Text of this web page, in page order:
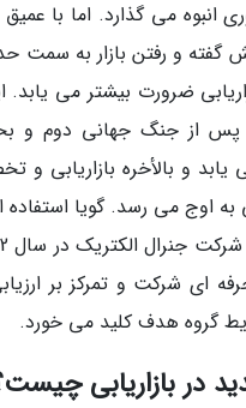
انبوه می گذارد. اما با
گفته و رفتن بازار به سمت
ضرورت بیشتر می یابد.
پس از جنگ جهانی دوم و
و بالأخره بازاریابی
به اوج می رسد. گویا استفاده
ای شرکت و تمرکز بر
گروه هدف کلید می خورد.
در بازاریابی